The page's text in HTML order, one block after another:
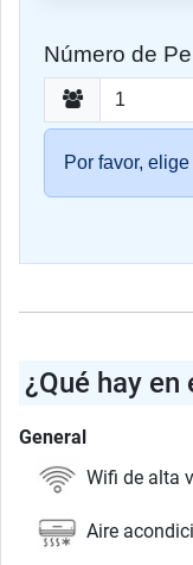
Número de
Por favor,
¿Qué hay
General
Wifi de alta
Aire